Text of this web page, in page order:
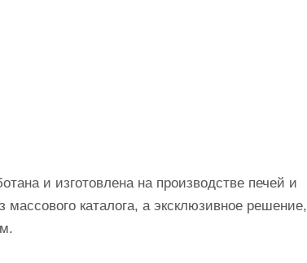
и изготовлена на производстве печей и
каталога, а эксклюзивное решение,